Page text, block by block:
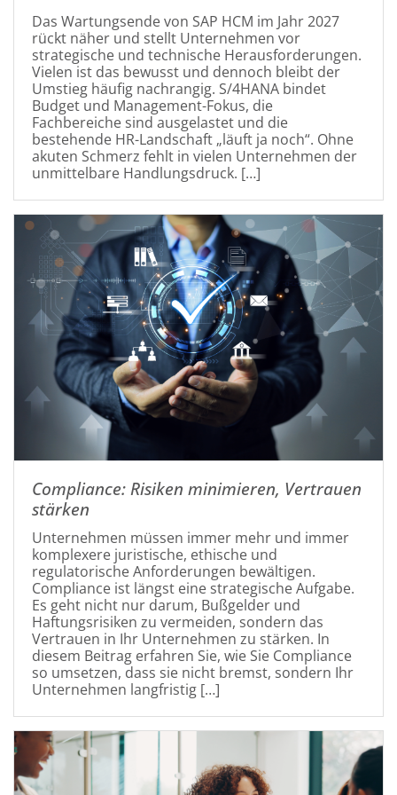
Das Wartungsende von SAP HCM im Jahr 2027
rückt näher und stellt Unternehmen vor
strategische und technische Herausforderungen.
Vielen ist das bewusst und dennoch bleibt der
Umstieg häufig nachrangig. S/4HANA bindet
Budget und Management-Fokus, die
Fachbereiche sind ausgelastet und die
bestehende HR-Landschaft „läuft ja noch“. Ohne
akuten Schmerz fehlt in vielen Unternehmen der
unmittelbare Handlungsdruck. […]
Compliance: Risiken minimieren, Vertrauen
stärken
Unternehmen müssen immer mehr und immer
komplexere juristische, ethische und
regulatorische Anforderungen bewältigen.
Compliance ist längst eine strategische Aufgabe.
Es geht nicht nur darum, Bußgelder und
Haftungsrisiken zu vermeiden, sondern das
Vertrauen in Ihr Unternehmen zu stärken. In
diesem Beitrag erfahren Sie, wie Sie Compliance
so umsetzen, dass sie nicht bremst, sondern Ihr
Unternehmen langfristig […]